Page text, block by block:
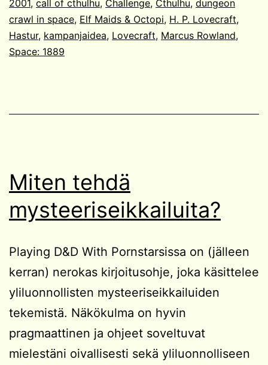
2001, call of cthulhu, Challenge, Cthulhu, dungeon
crawl in space, Elf Maids & Octopi, H. P. Lovecraft,
Hastur, kampanjaidea, Lovecraft, Marcus Rowland,
Space: 1889
Miten tehdä
mysteeriseikkailuita?
Playing D&D With Pornstarsissa on (jälleen
kerran) nerokas kirjoitusohje, joka käsittelee
yliluonnollisten mysteeriseikkailuiden
tekemistä. Näkökulma on hyvin
pragmaattinen ja ohjeet soveltuvat
mielestäni oivallisesti sekä yliluonnolliseen